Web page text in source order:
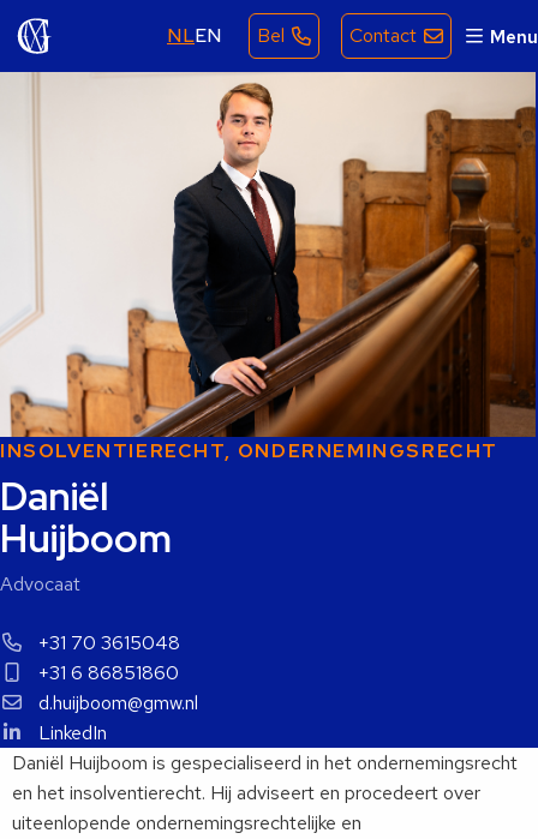
NLEN Bel Contact Menu
Daniël
Huijboom
Advocaat
INSOLVENTIERECHT, ONDERNEMINGSRECHT
+31 70 3615048
+31 6 86851860
d.huijboom@gmw.nl
LinkedIn
Daniël Huijboom is gespecialiseerd in het ondernemingsrecht
en het insolventierecht. Hij adviseert en procedeert over
uiteenlopende ondernemingsrechtelijke en